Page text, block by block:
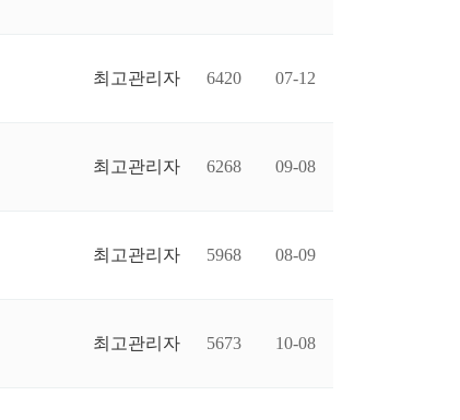
최고관리자 6420 07-12
최고관리자 6268 09-08
최고관리자 5968 08-09
최고관리자 5673 10-08